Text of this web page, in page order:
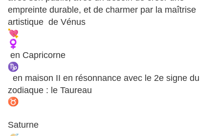
empreinte durable, et de charmer par la maîtrise
artistique de Vénus
en Capricorne
en maison II en résonnance avec le 2e signe du
zodiaque : le Taureau
Saturne